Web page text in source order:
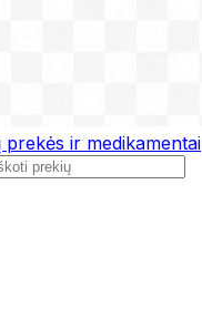
prekės ir medikamentai